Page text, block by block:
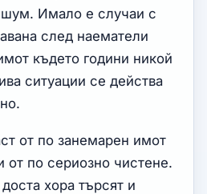
Имало е случаи с
след наематели
където години никой
ситуации се действа
от по занемарен имот
от по сериозно чистене.
хора търсят и